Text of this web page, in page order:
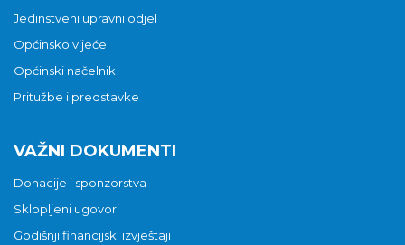
Jedinstveni upravni odjel
Općinsko vijeće
Općinski načelnik
Pritužbe i predstavke
VAŽNI DOKUMENTI
Donacije i sponzorstva
Sklopljeni ugovori
Godišnji financijski izvještaji